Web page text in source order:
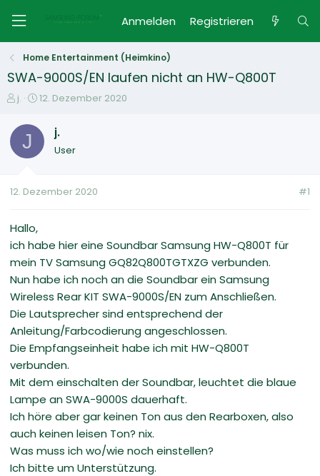
Anmelden Registrieren
Home Entertainment (Heimkino)
SWA-9000S/EN laufen nicht an HW-Q800T
E
s
e
e
j.
E
s
e
t
12. Dezember 2020
J j.
User
12. Dezember 2020 #1
Hallo,
ich habe hier eine Soundbar Samsung HW-Q800T für
mein TV Samsung GQ82Q800TGTXZG verbunden.
Nun habe ich noch an die Soundbar ein Samsung
Wireless Rear KIT SWA-9000S/EN zum Anschließen.
Die Lautsprecher sind entsprechend der
Anleitung/Farbcodierung angeschlossen.
Die Empfangseinheit habe ich mit HW-Q800T
verbunden.
Mit dem einschalten der Soundbar, leuchtet die blaue
Lampe an SWA-9000S dauerhaft.
Ich höre aber gar keinen Ton aus den Rearboxen, also
auch keinen leisen Ton? nix.
Was muss ich wo/wie noch einstellen?
Ich bitte um Unterstützung.